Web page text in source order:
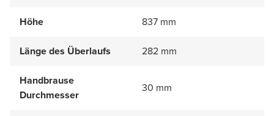
Höhe 837 mm
Länge des Überlaufs 282 mm
Handbrause
Durchmesser
30 mm